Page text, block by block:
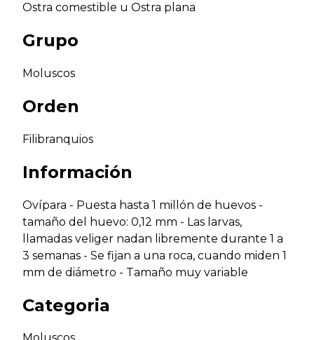
Ostra comestible u Ostra plana
Grupo
Moluscos
Orden
Filibranquios
Información
Ovípara - Puesta hasta 1 millón de huevos -
tamaño del huevo: 0,12 mm - Las larvas,
llamadas veliger nadan libremente durante 1 a
3 semanas - Se fijan a una roca, cuando miden 1
mm de diámetro - Tamaño muy variable
Categoria